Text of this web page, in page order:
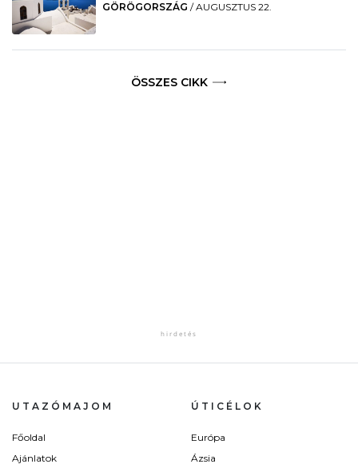
GÖRÖGORSZÁG /AUGUSZTUS 22.
ÖSSZES CIKK
UTAZÓMAJOM
Főoldal
Ajánlatok
ÚTICÉLOK
Európa
Ázsia